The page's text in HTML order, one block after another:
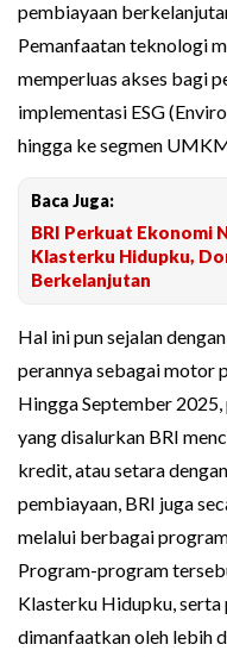
pembiayaan
Pemanfaatan teknologi
memperluas akses bagi
implementasi ESG
hingga ke segmen
Baca Juga:
BRI Perkuat Ekonomi
Klasterku Hidupku,
Berkelanjutan
Hal ini pun sejalan
perannya sebagai motor
Hingga September
yang disalurkan BRI
kredit, atau setara
pembiayaan, BRI juga
melalui berbagai
Program-program
Klasterku Hidupku,
dimanfaatkan oleh lebih